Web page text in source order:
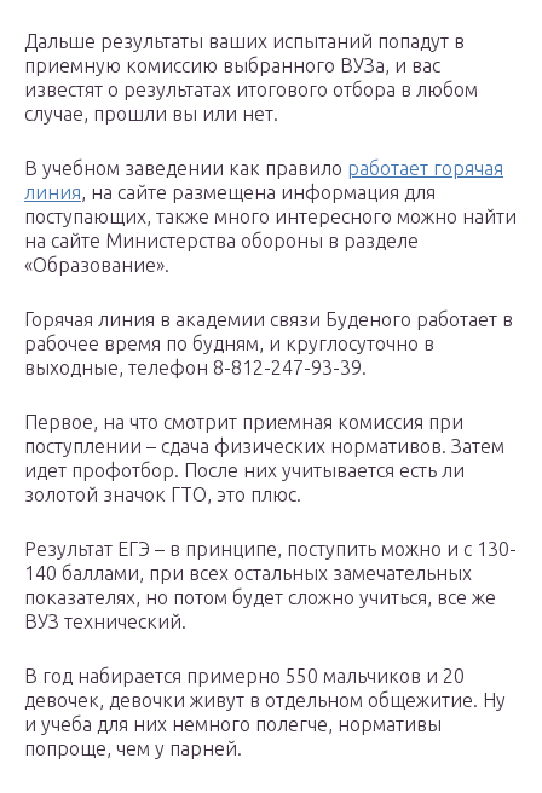
Дальше результаты ваших испытаний попадут в
приемную комиссию выбранного ВУЗа, и вас
известят о результатах итогового отбора в любом
случае, прошли вы или нет.
В учебном заведении как правило работает горячая
линия, на сайте размещена информация для
поступающих, также много интересного можно найти
на сайте Министерства обороны в разделе
«Образование».
Горячая линия в академии связи Буденого работает в
рабочее время по будням, и круглосуточно в
выходные, телефон 8-812-247-93-39.
Первое, на что смотрит приемная комиссия при
поступлении – сдача физических нормативов. Затем
идет профотбор. После них учитывается есть ли
золотой значок ГТО, это плюс.
Результат ЕГЭ – в принципе, поступить можно и с 130-
140 баллами, при всех остальных замечательных
показателях, но потом будет сложно учиться, все же
ВУЗ технический.
В год набирается примерно 550 мальчиков и 20
девочек, девочки живут в отдельном общежитие. Ну
и учеба для них немного полегче, нормативы
попроще, чем у парней.